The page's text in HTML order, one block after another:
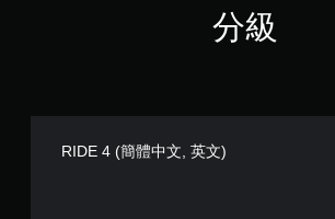
分級
RIDE 4 (簡體中文, 英文)